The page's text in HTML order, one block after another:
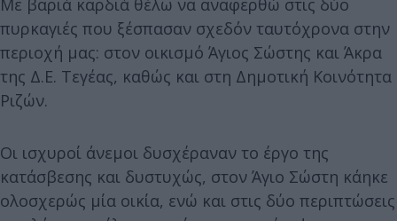
Με βαριά καρδιά θέλω να αναφερθώ στις δύο
πυρκαγιές που ξέσπασαν σχεδόν ταυτόχρονα στην
περιοχή μας: στον οικισμό Άγιος Σώστης και Άκρα
της Δ.Ε. Τεγέας, καθώς και στη Δημοτική Κοινότητα
Ριζών.
Οι ισχυροί άνεμοι δυσχέραναν το έργο της
κατάσβεσης και δυστυχώς, στον Άγιο Σώστη κάηκε
ολοσχερώς μία οικία, ενώ και στις δύο περιπτώσεις